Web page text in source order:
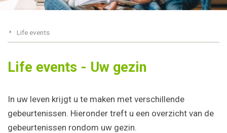
Life events
Life events - Uw gezin
In uw leven krijgt u te maken met verschillende
gebeurtenissen. Hieronder treft u een overzicht van de
gebeurtenissen rondom uw gezin.